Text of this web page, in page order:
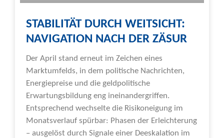
STABILITÄT DURCH WEITSICHT:
NAVIGATION NACH DER ZÄSUR
Der April stand erneut im Zeichen eines
Marktumfelds, in dem politische Nachrichten,
Energiepreise und die geldpolitische
Erwartungsbildung eng ineinandergriffen.
Entsprechend wechselte die Risikoneigung im
Monatsverlauf spürbar: Phasen der Erleichterung
– ausgelöst durch Signale einer Deeskalation im